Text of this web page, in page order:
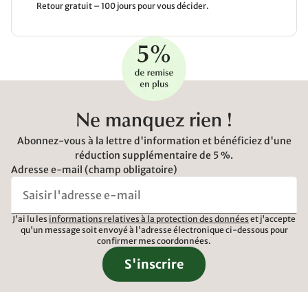
Retour gratuit – 100 jours pour vous décider.
Ne manquez rien !
Abonnez-vous à la lettre d'information et bénéficiez d'une
réduction supplémentaire de 5 %.
Adresse e-mail (champ obligatoire)
J'ai lu les informations relatives à la protection des données et j'accepte
qu'un message soit envoyé à l'adresse électronique ci-dessous pour
confirmer mes coordonnées.
S'inscrire